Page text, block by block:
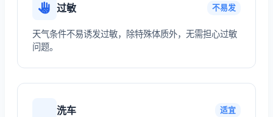
过敏 不易发
天气条件不易诱发过敏，除特殊体质外，无需担心过敏
问题。
洗车 适宜